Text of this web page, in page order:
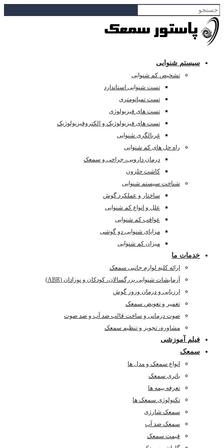
سیستم شنوایی
تشخیص کم شنوایی
تست شنوایی استاندارد
تست تمپانومتری
تست های فیزیولوژی
تست های فیزیولوژیک و الکتروفیزیولوژیک
غربالگری شنوایی
راه حل های کم شنوایی
درمان دارویی، جراحی و سمعک
کاشت حلزون
شناخت سیستم شنوایی
ساختار و عملکرد گوش
علل و انواع کم شنوایی
عواقب کم شنوایی
مزایای شنوایی دو گوشی
میزان کم شنوایی
خدمات ما
ارائه کلیه لوازم جانبی سمعک
آزمایشات شنوایی بزرگسالان، کودکان و نوزادان (ABR)
ارزیابی و درمان وزوز گوش
تعمیر و تعویض سمعک
صوت درمانی و ساخت قالب ضد آب و ضد صوت
مشاوره، تجویز و تنظیم سمعک
فیلم آموزشی
سمعک
انواع سمعک و مدل ها
باتری سمعک
تعرفه بیمه ها
تکنولوژی سمعک ها
سمعک شارژی
سمعک ضد آب
قیمت سمعک